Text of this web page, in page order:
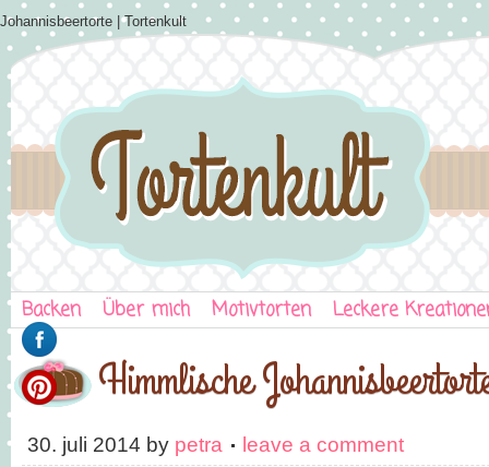
Johannisbeertorte | Tortenkult
Backen Über mich Motivtorten Leckere
Himmlische
30. juli 2014 by petra leave a comment